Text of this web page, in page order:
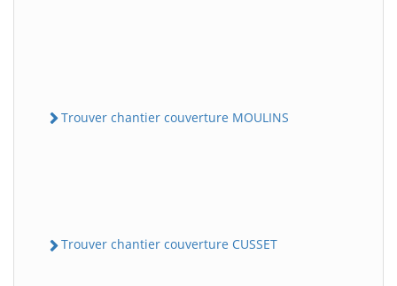
Trouver chantier couverture MOULINS
Trouver chantier couverture CUSSET